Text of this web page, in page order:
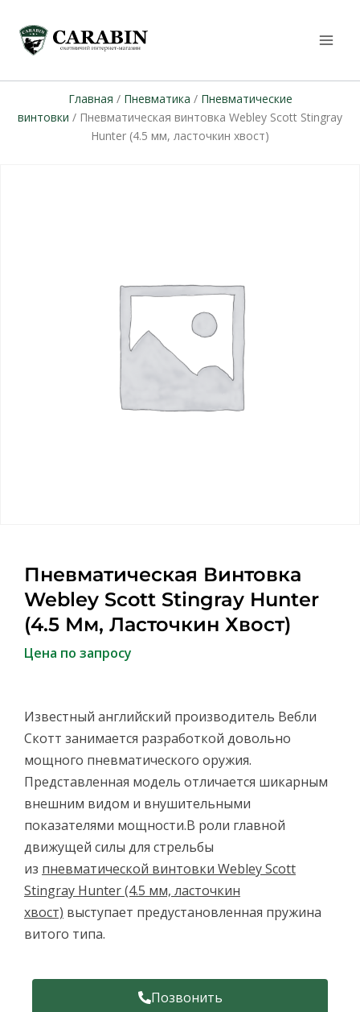
Главная / Пневматика / Пневматические
винтовки / Пневматическая винтовка Webley Scott Stingray
Hunter (4.5 мм, ласточкин хвост)
Пневматическая Винтовка
Webley Scott Stingray Hunter
(4.5 Мм, Ласточкин Хвост)
Цена по запросу
Известный английский производитель Вебли
Скотт занимается разработкой довольно
мощного пневматического оружия.
Представленная модель отличается шикарным
внешним видом и внушительными
показателями мощности.В роли главной
движущей силы для стрельбы
из пневматической винтовки Webley Scott
Stingray Hunter (4.5 мм, ласточкин
хвост) выступает предустановленная пружина
витого типа.
Позвонить